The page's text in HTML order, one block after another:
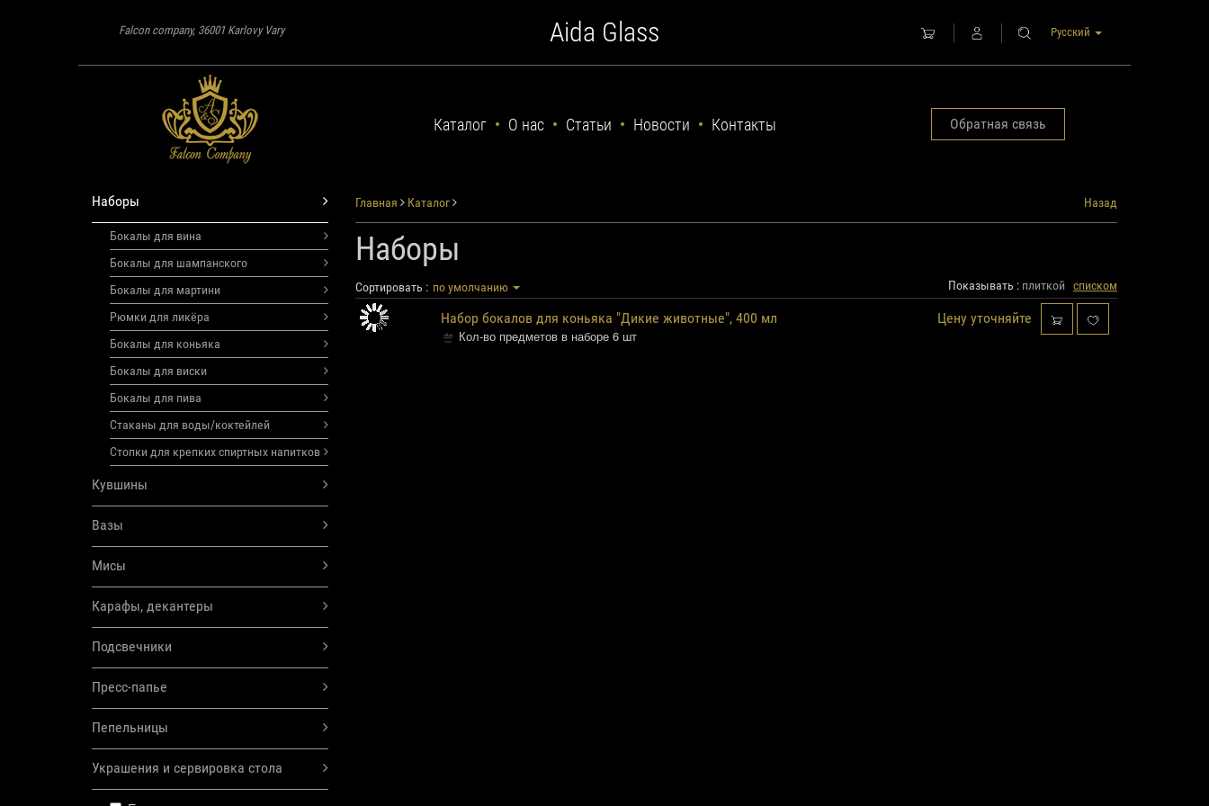
Falcon company, 36001 Karlovy Vary Aida Glass Русский
Каталог О нас Статьи Новости Контакты Обратная связь
Наборы
Бокалы для вина
Бокалы для шампанского
Бокалы для мартини
Рюмки для ликёра
Бокалы для коньяка
Бокалы для виски
Бокалы для пива
Стаканы для воды/коктейлей
Стопки для крепких спиртных напитков
Кувшины
Вазы
Мисы
Карафы, декантеры
Подсвечники
Пресс-папье
Пепельницы
Украшения и сервировка стола
Назад
Главная Каталог
Наборы
Сортировать : по умолчанию Показывать : плиткой списком
Набор бокалов для коньяка "Дикие животные", 400 мл
Кол-во предметов в наборе 6 шт
Цену уточняйте